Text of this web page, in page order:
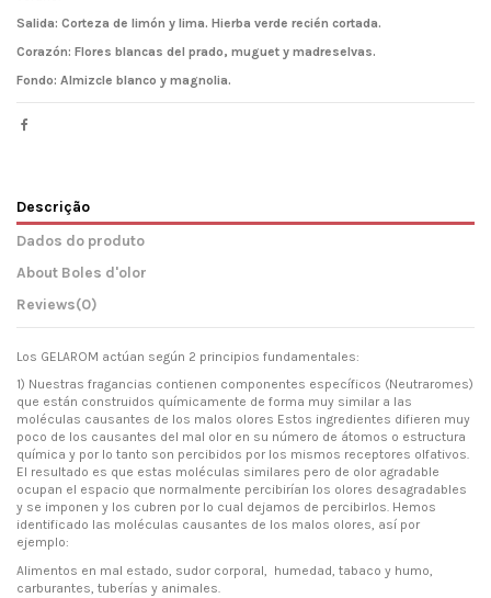
Salida: Corteza de limón y lima. Hierba verde recién cortada.
Corazón: Flores blancas del prado, muguet y madreselvas.
Fondo: Almizcle blanco y magnolia.
Descrição
Dados do produto
About Boles d'olor
Reviews(0)
Los GELAROM actúan según 2 principios fundamentales:
1) Nuestras fragancias contienen componentes específicos (Neutraromes)
que están construidos químicamente de forma muy similar a las
moléculas causantes de los malos olores Estos ingredientes difieren muy
poco de los causantes del mal olor en su número de átomos o estructura
química y por lo tanto son percibidos por los mismos receptores olfativos.
El resultado es que estas moléculas similares pero de olor agradable
ocupan el espacio que normalmente percibirían los olores desagradables
y se imponen y los cubren por lo cual dejamos de percibirlos. Hemos
identificado las moléculas causantes de los malos olores, así por
ejemplo:
Alimentos en mal estado, sudor corporal, humedad, tabaco y humo,
carburantes, tuberías y animales.